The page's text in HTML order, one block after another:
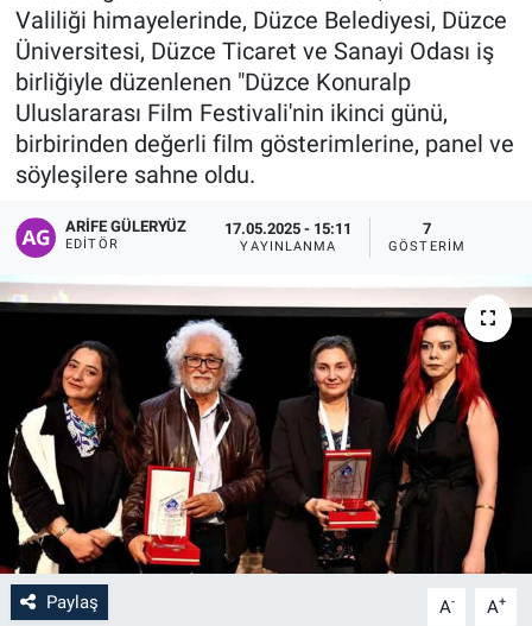
Valiliği himayelerinde, Düzce Belediyesi, Düzce
Üniversitesi, Düzce Ticaret ve Sanayi Odası iş
birliğiyle düzenlenen "Düzce Konuralp
Uluslararası Film Festivali'nin ikinci günü,
birbirinden değerli film gösterimlerine, panel ve
söyleşilere sahne oldu.
ARIFE GÜLERYÜZ
EDITÖR
17.05.2025 - 15:11
YAYINLANMA
7
GÖSTERIM
Paylaş A- A+
Asayiş
Spor
Resmi İlan
Tüm Manşetler
Son Dakika Haberleri
Haber Arşivi